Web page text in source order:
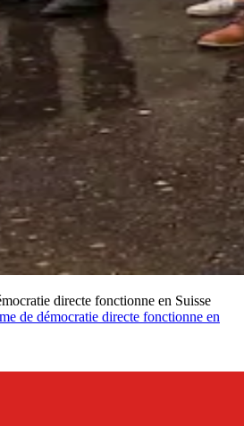
directe fonctionne en Suisse
de démocratie directe fonctionne en